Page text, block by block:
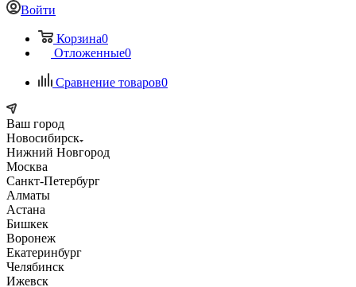
Войти
Корзина0
Отложенные0
Сравнение товаров0
Ваш город
Новосибирск
Нижний Новгород
Москва
Санкт-Петербург
Алматы
Астана
Бишкек
Воронеж
Екатеринбург
Челябинск
Ижевск